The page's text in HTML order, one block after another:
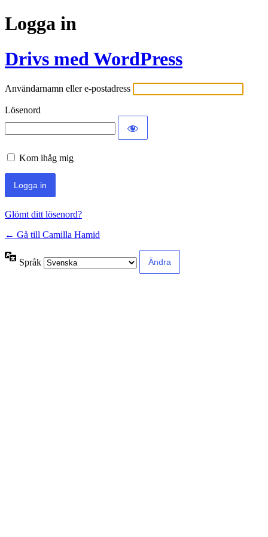
Logga in
Drivs med WordPress
Användarnamn eller e-postadress
Lösenord
Kom ihåg mig
Glömt ditt lösenord?
← Gå till Camilla Hamid
Språk